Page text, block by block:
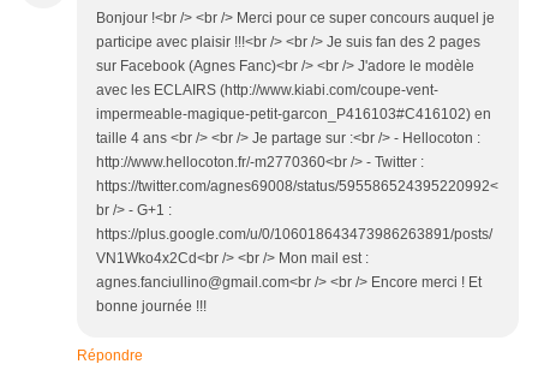
Bonjour !<br /> <br /> Merci pour ce super concours auquel je
participe avec plaisir !!!<br /> <br /> Je suis fan des 2 pages
sur Facebook (Agnes Fanc)<br /> <br /> J'adore le modèle
avec les ECLAIRS (http://www.kiabi.com/coupe-vent-
impermeable-magique-petit-garcon_P416103#C416102) en
taille 4 ans <br /> <br /> Je partage sur :<br /> - Hellocoton :
http://www.hellocoton.fr/-m2770360<br /> - Twitter :
https://twitter.com/agnes69008/status/595586524395220992<
br /> - G+1 :
https://plus.google.com/u/0/106018643473986263891/posts/
VN1Wko4x2Cd<br /> <br /> Mon mail est :
agnes.fanciullino@gmail.com<br /> <br /> Encore merci ! Et
bonne journée !!!
Répondre